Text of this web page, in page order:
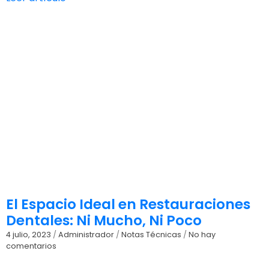
El Espacio Ideal en Restauraciones
Dentales: Ni Mucho, Ni Poco
4 julio, 2023 / Administrador / Notas Técnicas / No hay
comentarios